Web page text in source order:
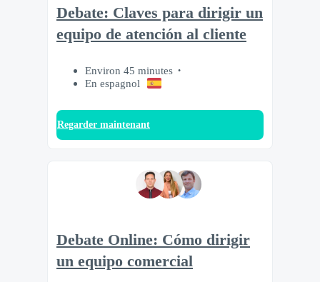
Debate: Claves para dirigir un
equipo de atención al cliente
Environ 45 minutes
En espagnol
Regarder maintenant
Debate Online: Cómo dirigir
un equipo comercial